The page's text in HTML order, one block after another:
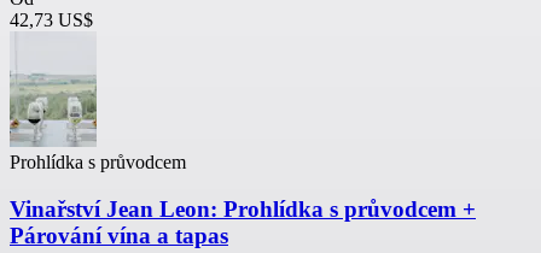
42,73 US$
Prohlídka s průvodcem
Vinařství Jean Leon: Prohlídka s průvodcem +
Párování vína a tapas